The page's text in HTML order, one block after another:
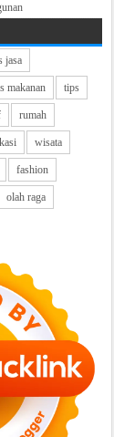
jasa
makanan tips
rumah
wisata
fashion
olah raga